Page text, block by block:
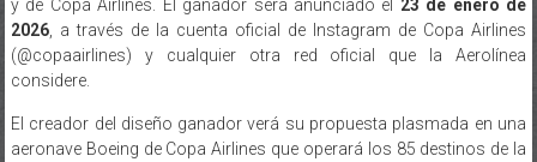
y de Copa Airlines. El ganador será anunciado el 23 de enero de
2026, a través de la cuenta oficial de Instagram de Copa Airlines
(@copaairlines) y cualquier otra red oficial que la Aerolínea
considere.
El creador del diseño ganador verá su propuesta plasmada en una
aeronave Boeing de Copa Airlines que operará los 85 destinos de la